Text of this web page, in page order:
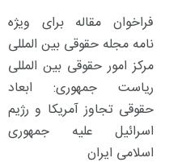
فراخوان مقاله برای ویژه
نامه مجله حقوقی بین المللی
مرکز امور حقوقی بین المللی
ریاست جمهوری: ابعاد
حقوقی تجاوز آمریکا و رژیم
اسرائیل علیه جمهوری
اسلامی ایران